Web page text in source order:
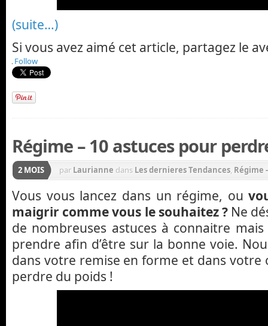
(suite…)
Si vous avez aimé cet article, partagez le
Follow
Régime – 10 astuces pour
2 MOIS par Laurianne dans Les dernieres Tendances, Régime
Vous vous lancez dans un régime, ou
maigrir comme vous le souhaitez ?Ne
de nombreuses astuces à connaitre
prendre afin d’être sur la bonne voie.
dans votre remise en forme et dans votre
perdre du poids !